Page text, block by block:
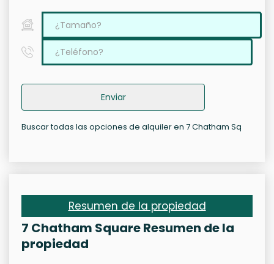
Enviar
Buscar todas las opciones de alquiler en 7 Chatham Sq
Resumen de la propiedad
7 Chatham Square Resumen de la
propiedad